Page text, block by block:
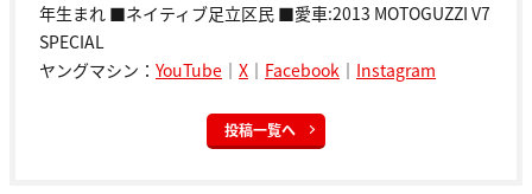
年生まれ ■ネイティブ足立区民 ■愛車:2013 MOTOGUZZI V7
SPECIAL
ヤングマシン： YouTube ｜ X ｜ Facebook ｜ Instagram
投稿一覧へ